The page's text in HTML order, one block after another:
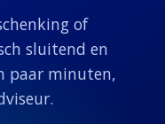
of
sluitend en
paar minuten,